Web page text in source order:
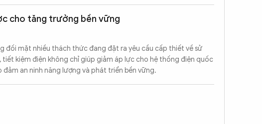
cho tăng trưởng bền vững
đối mặt nhiều thách thức đang đặt ra yêu cầu cấp thiết về sử
kiệm điện không chỉ giúp giảm áp lực cho hệ thống điện quốc
an ninh năng lượng và phát triển bền vững.